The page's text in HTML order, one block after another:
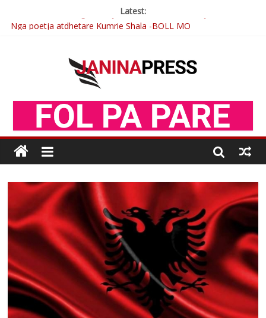
Latest:
Nga poetja atdhetare Kumrie Shala -BOLL MO
Çlirimtari Mentor Mushkolaj nderohet me mirenjohje nga
Xhevdet Qeriqi Dega e invalidëve në Fushë Kosovë
Postim me vlera nga artistja e mirëfilltë Mimoza Gjoni